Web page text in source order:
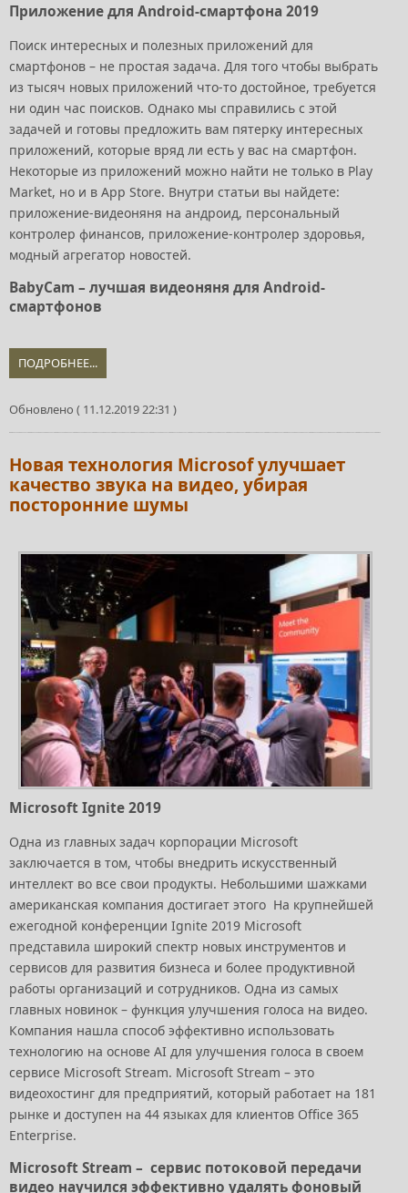
Приложение для Android-смартфона 2019
Поиск интересных и полезных приложений для
смартфонов – не простая задача. Для того чтобы выбрать
из тысяч новых приложений что-то достойное, требуется
ни один час поисков. Однако мы справились с этой
задачей и готовы предложить вам пятерку интересных
приложений, которые вряд ли есть у вас на смартфон.
Некоторые из приложений можно найти не только в Play
Market, но и в App Store. Внутри статьи вы найдете:
приложение-видеоняня на андроид, персональный
контролер финансов, приложение-контролер здоровья,
модный агрегатор новостей.
BabyCam – лучшая видеоняня для Android-
смартфонов
ПОДРОБНЕЕ...
Обновлено ( 11.12.2019 22:31 )
Новая технология Microsof улучшает
качество звука на видео, убирая
посторонние шумы
Microsoft Ignite 2019
Одна из главных задач корпорации Microsoft
заключается в том, чтобы внедрить искусственный
интеллект во все свои продукты. Небольшими шажками
американская компания достигает этого На крупнейшей
ежегодной конференции Ignite 2019 Microsoft
представила широкий спектр новых инструментов и
сервисов для развития бизнеса и более продуктивной
работы организаций и сотрудников. Одна из самых
главных новинок – функция улучшения голоса на видео.
Компания нашла способ эффективно использовать
технологию на основе AI для улучшения голоса в своем
сервисе Microsoft Stream. Microsoft Stream – это
видеохостинг для предприятий, который работает на 181
рынке и доступен на 44 языках для клиентов Office 365
Enterprise.
Microsoft Stream – сервис потоковой передачи
видео научился эффективно удалять фоновый